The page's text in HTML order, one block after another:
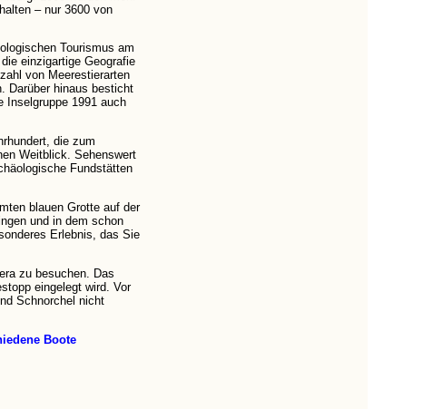
– nur 3600 von
Tourismus am
einzigartige Geografie
von Meerestierarten
Darüber hinaus besticht
Inselgruppe 1991 auch
die zum
Weitblick. Sehenswert
Fundstätten
blauen Grotte auf der
und in dem schon
Erlebnis, das Sie
zu besuchen. Das
eingelegt wird. Vor
Schnorchel nicht
Boote